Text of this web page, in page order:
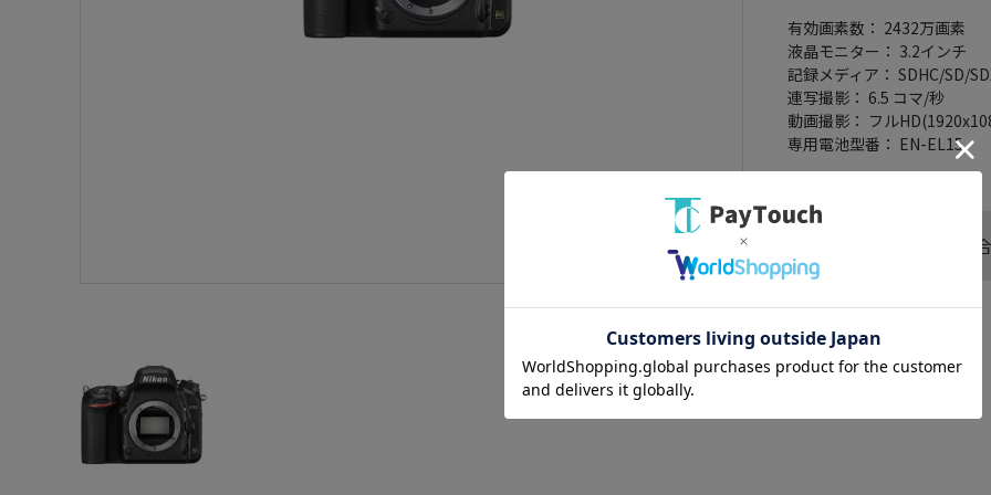
有効画素数： 2432万画素
液晶モニター： 3.2インチ
記録メディア： SDHC/SD/
連写撮影： 6.5 コマ/秒
動画撮影： フル
専用電池型番： EN-EL15
この商品へのお問い